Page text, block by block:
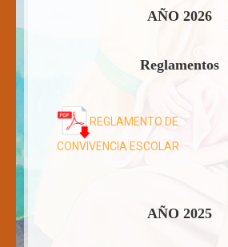
Horarios
Párvulos
Básica
Intranet
AÑO 2026
Reglamentos
REGLAMENTO DE
CONVIVENCIA ESCOLAR
AÑO 2025